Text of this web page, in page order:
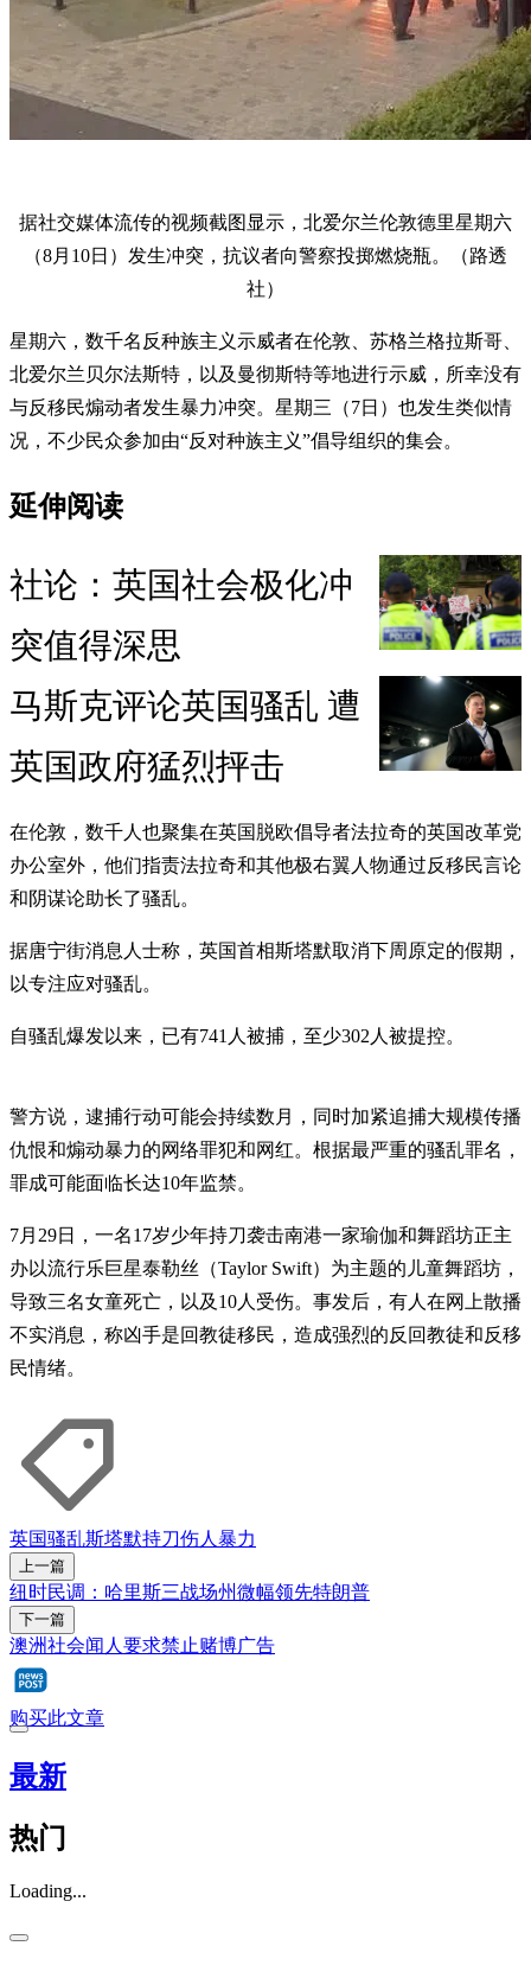
据社交媒体流传的视频截图显示，北爱尔兰伦敦德里星期六
（8月10日）发生冲突，抗议者向警察投掷燃烧瓶。（路透
社）
星期六，数千名反种族主义示威者在伦敦、苏格兰格拉斯哥、
北爱尔兰贝尔法斯特，以及曼彻斯特等地进行示威，所幸没有
与反移民煽动者发生暴力冲突。星期三（7日）也发生类似情
况，不少民众参加由“反对种族主义”倡导组织的集会。
延伸阅读
社论：英国社会极化冲
突值得深思
马斯克评论英国骚乱 遭
英国政府猛烈抨击
在伦敦，数千人也聚集在英国脱欧倡导者法拉奇的英国改革党
办公室外，他们指责法拉奇和其他极右翼人物通过反移民言论
和阴谋论助长了骚乱。
据唐宁街消息人士称，英国首相斯塔默取消下周原定的假期，
以专注应对骚乱。
自骚乱爆发以来，已有741人被捕，至少302人被提控。
警方说，逮捕行动可能会持续数月，同时加紧追捕大规模传播
仇恨和煽动暴力的网络罪犯和网红。根据最严重的骚乱罪名，
罪成可能面临长达10年监禁。
7月29日，一名17岁少年持刀袭击南港一家瑜伽和舞蹈坊正主
办以流行乐巨星泰勒丝（Taylor Swift）为主题的儿童舞蹈坊，
导致三名女童死亡，以及10人受伤。事发后，有人在网上散播
不实消息，称凶手是回教徒移民，造成强烈的反回教徒和反移
民情绪。
英国骚乱斯塔默持刀伤人暴力
上一篇
纽时民调：哈里斯三战场州微幅领先特朗普
下一篇
澳洲社会闻人要求禁止赌博广告
购买此文章
最新
热门
Loading...